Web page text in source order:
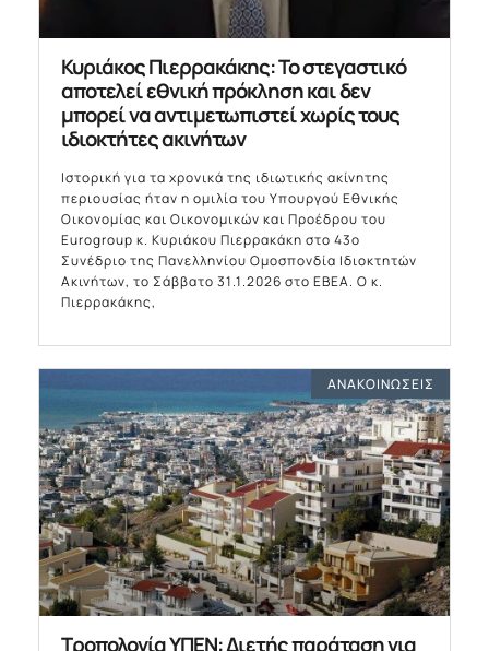
Κυριάκος Πιερρακάκης: Το στεγαστικό
αποτελεί εθνική πρόκληση και δεν
μπορεί να αντιμετωπιστεί χωρίς τους
ιδιοκτήτες ακινήτων
Ιστορική για τα χρονικά της ιδιωτικής ακίνητης
περιουσίας ήταν η ομιλία του Υπουργού Εθνικής
Οικονομίας και Οικονομικών και Προέδρου του
Eurogroup κ. Κυριάκου Πιερρακάκη στο 43ο
Συνέδριο της Πανελληνίου Ομοσπονδία Ιδιοκτητών
Ακινήτων, το Σάββατο 31.1.2026 στο ΕΒΕΑ. Ο κ.
Πιερρακάκης,
ΑΝΑΚΟΙΝΏΣΕΙΣ
Τροπολογία ΥΠΕΝ: Διετής παράταση για